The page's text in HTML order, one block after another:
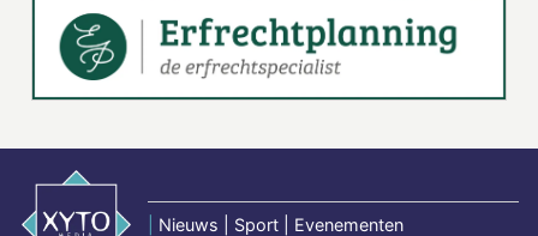
Nieuws | Sport | Evenementen